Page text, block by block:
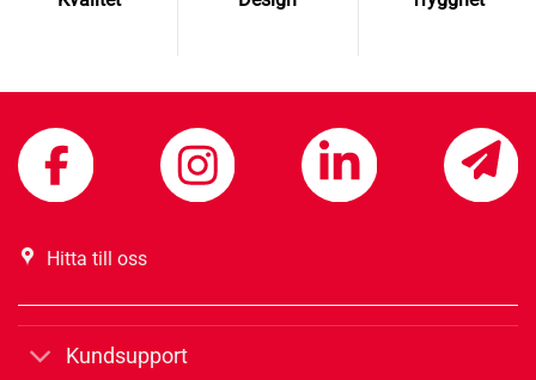
Hitta till oss
Kundsupport